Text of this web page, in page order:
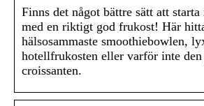
Finns det något bättre sätt att starta
med en riktigt god frukost! Här
hälsosammaste smoothiebowlen,
hotellfrukosten eller varför inte den
croissanten.